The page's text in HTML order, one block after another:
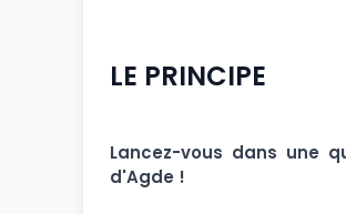
LE PRINCIPE
Lancez-vous dans une
d'Agde !